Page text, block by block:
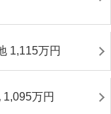
1,115万円
1,095万円